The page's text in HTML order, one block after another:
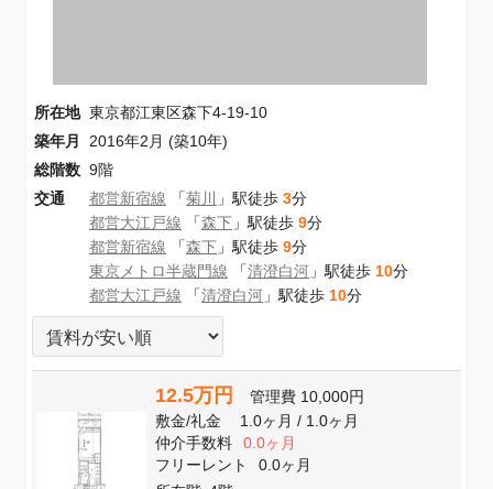
所在地 東京都江東区森下4-19-10
築年月
2016年2月 (築10年)
総階数 9階
交通
都営新宿線 「菊川 」駅徒歩 3分
都営大江戸線 「森下 」駅徒歩 9分
都営新宿線 「森下 」駅徒歩 9分
東京メトロ半蔵門線 「清澄白河 」駅徒歩 10分
都営大江戸線 「清澄白河 」駅徒歩 10分
12.5万円 管理費 10,000円
敷金/礼金 1.0ヶ月/ 1.0ヶ月
仲介手数料
0.0ヶ月
フリーレント
0.0ヶ月